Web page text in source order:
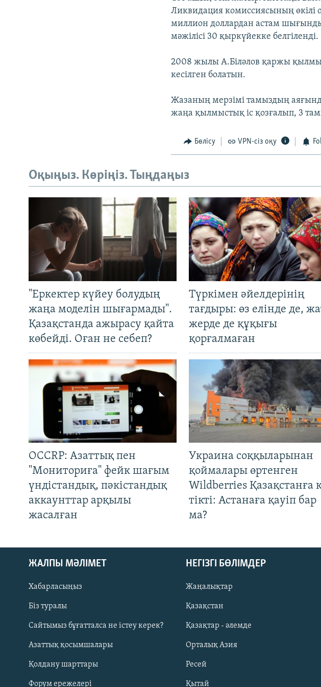
Русский
ЖАЗЫЛЫҢЫЗ
Ликвидация комиссиясының өкілі
миллион доллардан астам
мәжілісі 30 қыркүйекке белгіленді.
2008 жылы А.Біләлов қаржы
кесілген болатын.
Жазаның мерзімі тамыздың
жаңа қылмыстық іс қозғалып, 3
Бөлісу VPN-сіз оқу
Оқыңыз. Көріңіз. Тыңдаңыз
"Еркектер күйеу болудың
жаңа моделін шығармады".
Қазақстанда ажырасу қайта
көбейді. Оған не себеп?
Түркімен әйелдерінің
тағдыры: өз елінде де,
жерде де құқығы
қорғалмаған
OCCRP: Азаттық пен
"Мониториға" фейк шағым
үндістандық, пәкістандық
аккаунттар арқылы
жасалған
Украина соққыларынан
қоймалары өртенген
Wildberries Қазақстанға
тікті: Астанаға қауіп бар
ма?
ЖАЛПЫ МӘЛІМЕТ
Хабарласыңыз
Біз туралы
Сайтымыз бұғатталса не істеу керек?
Азаттық қосымшалары
Қолдану шарттары
Форум ережелері
НЕГІЗГІ БӨЛІМДЕР
Жаңалықтар
Қазақстан
Қазақтар - әлемде
Орталық Азия
Ресей
Қытай